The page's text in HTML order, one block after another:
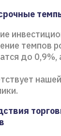
темпов
до 0,9%,